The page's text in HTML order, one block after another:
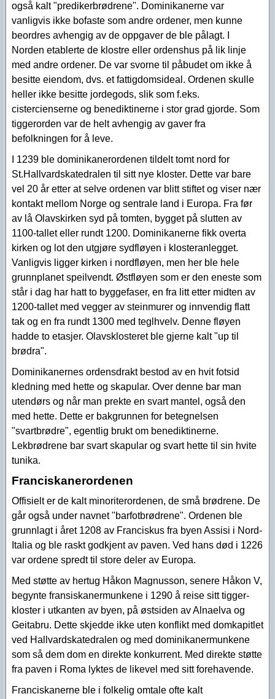
også kalt "predikerbrødrene". Dominikanerne var
vanligvis ikke bofaste som andre ordener, men kunne
beordres avhengig av de oppgaver de ble pålagt. I
Norden etablerte de klostre eller ordenshus på lik linje
med andre ordener. De var svorne til påbudet om ikke å
besitte eiendom, dvs. et fattigdomsideal. Ordenen skulle
heller ikke besitte jordegods, slik som f.eks.
cistercienserne og benediktinerne i stor grad gjorde. Som
tiggerorden var de helt avhengig av gaver fra
befolkningen for å leve.
I 1239 ble dominikanerordenen tildelt tomt nord for
St.Hallvardskatedralen til sitt nye kloster. Dette var bare
vel 20 år etter at selve ordenen var blitt stiftet og viser nær
kontakt mellom Norge og sentrale land i Europa. Fra før
av lå Olavskirken syd på tomten, bygget på slutten av
1100-tallet eller rundt 1200. Dominikanerne fikk overta
kirken og lot den utgjøre sydfløyen i klosteranlegget.
Vanligvis ligger kirken i nordfløyen, men her ble hele
grunnplanet speilvendt. Østfløyen som er den eneste som
står i dag har hatt to byggefaser, en fra litt etter midten av
1200-tallet med vegger av steinmurer og innvendig flatt
tak og en fra rundt 1300 med teglhvelv. Denne fløyen
hadde to etasjer. Olavsklosteret ble gjerne kalt "up til
brødra".
Dominikanernes ordensdrakt bestod av en hvit fotsid
kledning med hette og skapular. Over denne bar man
utendørs og når man prekte en svart mantel, også den
med hette. Dette er bakgrunnen for betegnelsen
"svartbrødre", egentlig brukt om benediktinerne.
Lekbrødrene bar svart skapular og svart hette til sin hvite
tunika.
Franciskanerordenen
Offisielt er de kalt minoriterordenen, de små brødrene. De
går også under navnet "barfotbrødrene". Ordenen ble
grunnlagt i året 1208 av Franciskus fra byen Assisi i Nord-
Italia og ble raskt godkjent av paven. Ved hans død i 1226
var ordene spredt til store deler av Europa.
Med støtte av hertug Håkon Magnusson, senere Håkon V,
begynte fransiskanermunkene i 1290 å reise sitt tigger-
kloster i utkanten av byen, på østsiden av Alnaelva og
Geitabru. Dette skjedde ikke uten konflikt med domkapitlet
ved Hallvardskatedralen og med dominikanermunkene
som så dem dom en direkte konkurrent. Med direkte støtte
fra paven i Roma lyktes de likevel med sitt forehavende.
Franciskanerne ble i folkelig omtale ofte kalt